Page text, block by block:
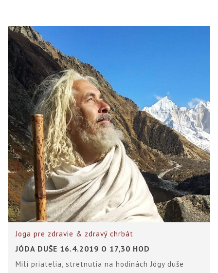
Joga pre zdravie & zdravý chrbát
JÓDA DUŠE 16.4.2019 O 17,30 HOD
Milí priatelia, stretnutia na hodinách Jógy duše